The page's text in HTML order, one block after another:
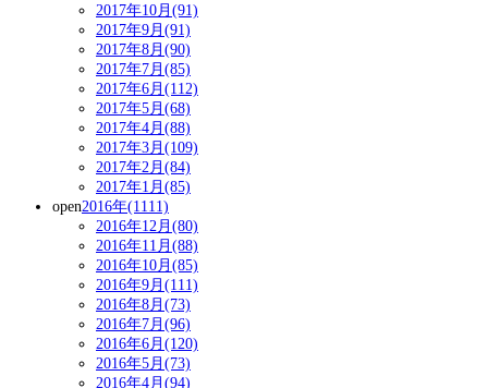
2017年10月(91)
2017年9月(91)
2017年8月(90)
2017年7月(85)
2017年6月(112)
2017年5月(68)
2017年4月(88)
2017年3月(109)
2017年2月(84)
2017年1月(85)
open2016年(1111)
2016年12月(80)
2016年11月(88)
2016年10月(85)
2016年9月(111)
2016年8月(73)
2016年7月(96)
2016年6月(120)
2016年5月(73)
2016年4月(94)